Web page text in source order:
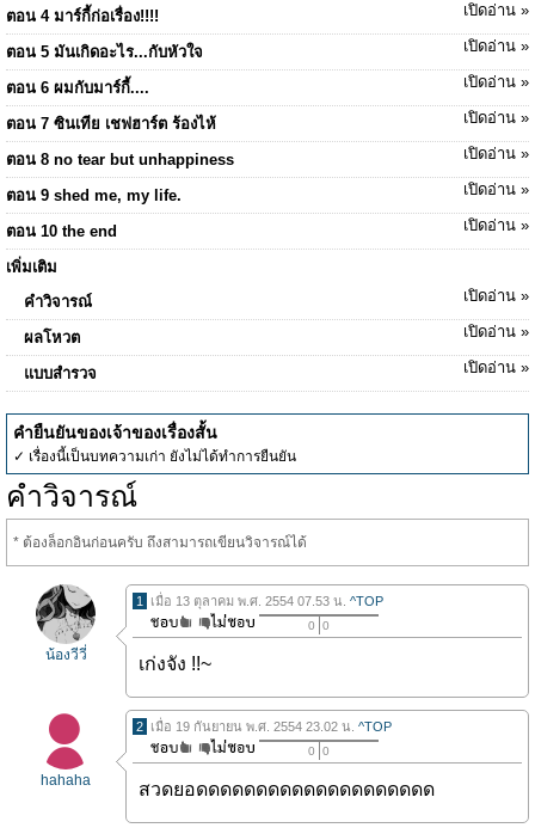
ตอน 4 มาร์กี้ก่อเรื่อง!!!! เปิดอ่าน »
ตอน 5 มันเกิดอะไร...กับหัวใจ เปิดอ่าน »
ตอน 6 ผมกับมาร์กี้.... เปิดอ่าน »
ตอน 7 ซินเทีย เชฟฮาร์ต ร้องไห้ เปิดอ่าน »
ตอน 8 no tear but unhappiness เปิดอ่าน »
ตอน 9 shed me, my life. เปิดอ่าน »
ตอน 10 the end เปิดอ่าน »
เพิ่มเติม
คำวิจารณ์
เปิดอ่าน »
ผลโหวต เปิดอ่าน »
แบบสำรวจ เปิดอ่าน »
คำยืนยันของเจ้าของเรื่องสั้น
✓ เรื่องนี้เป็นบทความเก่า ยังไม่ได้ทำการยืนยัน
คำวิจารณ์
* ต้องล็อกอินก่อนครับ ถึงสามารถเขียนวิจารณ์ได้
น้องวีวี่
1 เมื่อ 13 ตุลาคม พ.ศ. 2554 07.53 น. ^TOP
0 0
เก่งจัง !!~
hahaha
2 เมื่อ 19 กันยายน พ.ศ. 2554 23.02 น. ^TOP
0 0
สวดยอดดดดดดดดดดดดดดดดดดดด